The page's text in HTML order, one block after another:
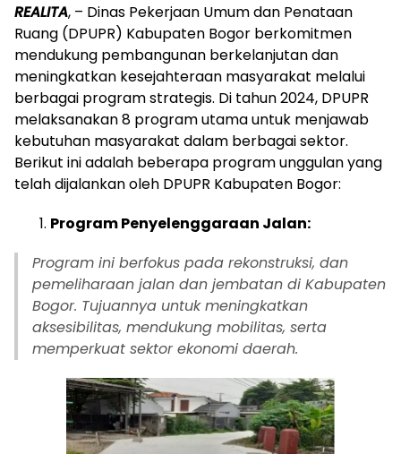
REALITA, – Dinas Pekerjaan Umum dan Penataan
Ruang (DPUPR) Kabupaten Bogor berkomitmen
mendukung pembangunan berkelanjutan dan
meningkatkan kesejahteraan masyarakat melalui
berbagai program strategis. Di tahun 2024, DPUPR
melaksanakan 8 program utama untuk menjawab
kebutuhan masyarakat dalam berbagai sektor.
Berikut ini adalah beberapa program unggulan yang
telah dijalankan oleh DPUPR Kabupaten Bogor:
Program Penyelenggaraan Jalan:
Program ini berfokus pada rekonstruksi, dan
pemeliharaan jalan dan jembatan di Kabupaten
Bogor. Tujuannya untuk meningkatkan
aksesibilitas, mendukung mobilitas, serta
memperkuat sektor ekonomi daerah.